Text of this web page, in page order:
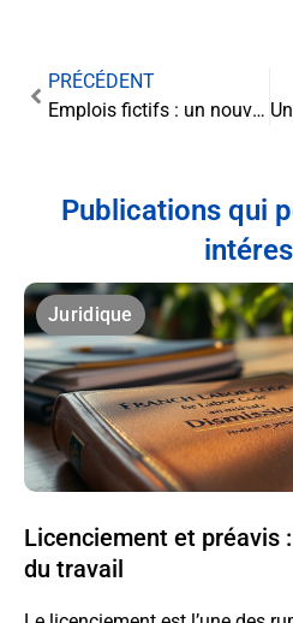
PRÉCÉDENT
Emplois fictifs : un nouvel acte judiciaire en vue pour l’ex-parlementaire
Publications qui
Juridique
Licenciement et préavis
du travail